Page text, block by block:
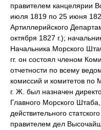
правителем канцелярии
июля 1819 по 25 июня
Артиллерийского
октября 1827 г.);
Начальника Морского
гг. он состоял членом
отчетности по всему
комиссий и комитетов по
г. Ж. был назначен
Главного Морского
действительного
правителем дел